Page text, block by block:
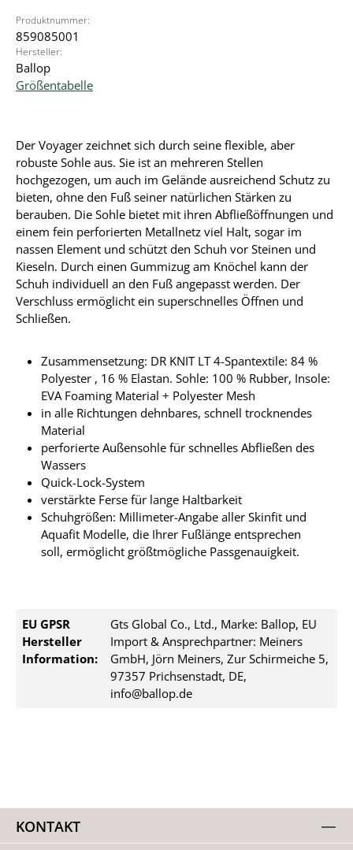
Produktnummer:
859085001
Hersteller:
Ballop
Größentabelle
Der Voyager zeichnet sich durch seine flexible, aber
robuste Sohle aus. Sie ist an mehreren Stellen
hochgezogen, um auch im Gelände ausreichend Schutz zu
bieten, ohne den Fuß seiner natürlichen Stärken zu
berauben. Die Sohle bietet mit ihren Abfließöffnungen und
einem fein perforierten Metallnetz viel Halt, sogar im
nassen Element und schützt den Schuh vor Steinen und
Kieseln. Durch einen Gummizug am Knöchel kann der
Schuh individuell an den Fuß angepasst werden. Der
Verschluss ermöglicht ein superschnelles Öffnen und
Schließen.
Zusammensetzung: DR KNIT LT 4-Spantextile: 84 %
Polyester , 16 % Elastan. Sohle: 100 % Rubber, Insole:
EVA Foaming Material + Polyester Mesh
in alle Richtungen dehnbares, schnell trocknendes
Material
perforierte Außensohle für schnelles Abfließen des
Wassers
Quick-Lock-System
verstärkte Ferse für lange Haltbarkeit
Schuhgrößen: Millimeter-Angabe aller Skinfit und
Aquafit Modelle, die Ihrer Fußlänge entsprechen
soll, ermöglicht größtmögliche Passgenauigkeit.
EU GPSR
Hersteller
Information:
Gts Global Co., Ltd., Marke: Ballop, EU
Import & Ansprechpartner: Meiners
GmbH, Jörn Meiners, Zur Schirmeiche 5,
97357 Prichsenstadt, DE,
info@ballop.de
KONTAKT